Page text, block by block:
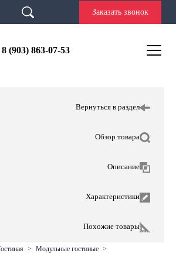
Заказать звонок
8 (903) 863-07-53
Вернуться в раздел
Обзор товара
Описание
Характеристики
Похожие товары
гостиная > модульные гостиные >